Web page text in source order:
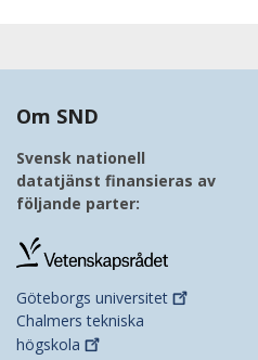
Om SND
Svensk nationell
datatjänst finansieras av
följande parter:
Göteborgs universitet
Chalmers tekniska
högskola